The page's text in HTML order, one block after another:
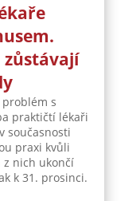
zůstávají
s
praktičtí lékaři
současnosti
praxi kvůli
z nich ukončí
k 31. prosinci.